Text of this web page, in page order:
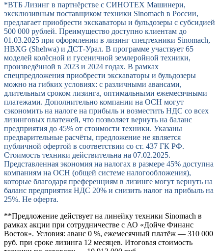
*ВТБ Лизинг в партнёрстве с СИНОТЕХ Машинери,
эксклюзивным поставщиком техники Sinomach в России,
предлагает приобрести экскаваторы и бульдозеры с субсидией
500 000 рублей. Преимущество доступно клиентам до
01.03.2025 при оформлении в лизинг спецтехники Sinomach,
HBXG (Shehwa) и ДСТ-Урал. В программе участвует 65
моделей колёсной и гусеничной землеройной техники,
произведённой в 2023 и 2024 годах. В рамках
спецпредложения приобрести экскаваторы и бульдозеры
можно на гибких условиях: с различными авансами,
длительным сроком лизинга, оптимальными ежемесячными
платежами. Дополнительно компании на ОСН могут
сэкономить на налоге на прибыль и возместить НДС со всех
лизинговых платежей, что позволяет вернуть на баланс
предприятия до 45% от стоимости техники. Указаны
предварительные расчёты, предложение не является
публичной офертой в соответствии со ст. 437 ГК РФ.
Стоимость техники действительна на 07.02.2025.
Представленная экономия на налогах в размере 45% доступна
компаниям на ОСН (общей системе налогообложения),
которые благодаря преференциям в лизинге могут вернуть на
баланс предприятия НДС 20% и снизить налог на прибыль на
25%. Не оферта.
**Предложение действует на линейку техники Sinomach в
рамках акции при сотрудничестве с АО «Дойче Финанс
Восток». Условия: аванс 0 %, ежемесячный платёж — 310 000
руб. при сроке лизинга 12 месяцев. Итоговая стоимость